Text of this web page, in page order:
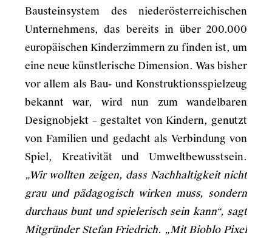
Bausteinsystem des niederösterreichischen
Unternehmens, das bereits in über 200.000
europäischen Kinderzimmern zu finden ist, um
eine neue künstlerische Dimension. Was bisher
vor allem als Bau- und Konstruktionsspielzeug
bekannt war, wird nun zum wandelbaren
Designobjekt – gestaltet von Kindern, genutzt
von Familien und gedacht als Verbindung von
Spiel, Kreativität und Umweltbewusstsein.
„Wir wollten zeigen, dass Nachhaltigkeit nicht
grau und pädagogisch wirken muss, sondern
durchaus bunt und spielerisch sein kann“, sagt
Mitgründer Stefan Friedrich. „Mit Bioblo Pixel